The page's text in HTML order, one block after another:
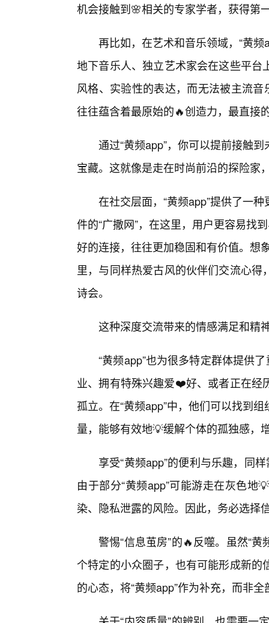
机会接触到🌸相关的专家学者，获得第
再比如，在艺术和音乐领域，“黄
地下音乐人、独立艺术家会在这些平
风格、实验性的表达，而无法被主流
往往蕴含着最原始的🔥创造力，最直接
通过“黄频app”，你可以提前接触
宝藏。这就像是走在时尚前沿的探险家
在社交层面，“黄频app”提供了一
件的“广撒网”，在这里，用户更容易找
好的连接，往往更加稳固和有价值。想
里，与同样热爱古风的伙伴们交流心
诗会。
这种深度交流带来的情感满足和精
“黄频app”也为很多特定群体提供
业、拥有特殊兴趣爱❤️好、或者正在经
孤立。在“黄频app”中，他们可以找到
量，能够有效地💡缓解个体的孤独感，
享受“黄频app”的便利与乐趣，同
由于部分“黄频app”可能游走在灰色地
染、隐私泄露的风险。因此，务必选择
警惕“信息茧房”的🔥反噬。虽然“
个特定的小众圈子，也有可能形成新
的心态，将“黄频app”作为补充，而非